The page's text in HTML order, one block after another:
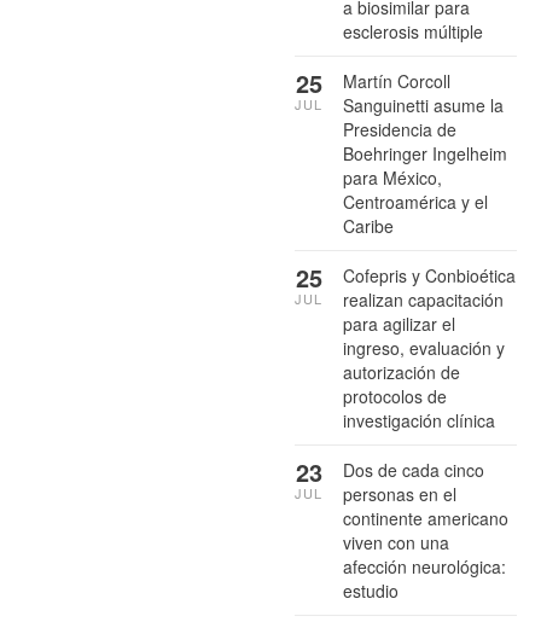
a biosimilar para
esclerosis múltiple
Martín Corcoll
Sanguinetti asume la
Presidencia de
Boehringer Ingelheim
para México,
Centroamérica y el
Caribe
25
JUL
Cofepris y Conbioética
realizan capacitación
para agilizar el
ingreso, evaluación y
autorización de
protocolos de
investigación clínica
25
JUL
Dos de cada cinco
personas en el
continente americano
viven con una
afección neurológica:
estudio
23
JUL